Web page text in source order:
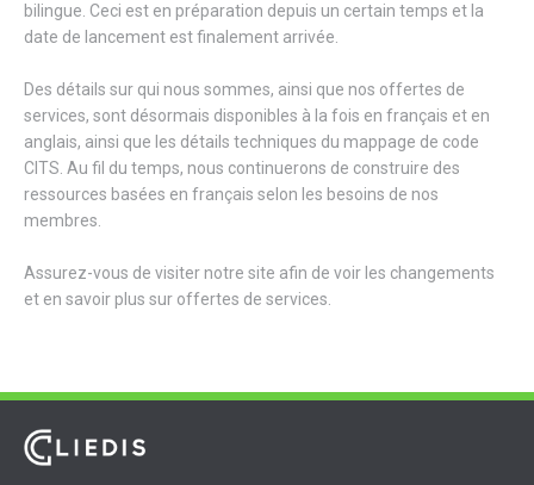
bilingue. Ceci est en préparation depuis un certain temps et la
date de lancement est finalement arrivée.
Des détails sur qui nous sommes, ainsi que nos offertes de
services, sont désormais disponibles à la fois en français et en
anglais, ainsi que les détails techniques du mappage de code
CITS. Au fil du temps, nous continuerons de construire des
ressources basées en français selon les besoins de nos
membres.
Assurez-vous de visiter notre site afin de voir les changements
et en savoir plus sur offertes de services.